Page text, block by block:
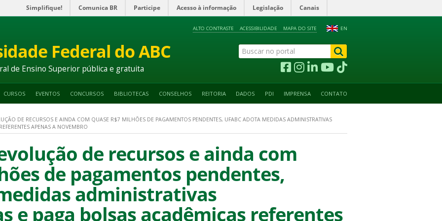
Simplifique! Comunica BR Participe Acesso à informação Legislação Canais
EN
ALTO CONTRASTE ACESSIBILIDADE MAPA DO SITE
Federal do ABC
de Ensino Superior pública e gratuita
CURSOS EVENTOS CONCURSOS BIBLIOTECAS CONSELHOS REITORIA DADOS PDI IMPRENSA CONTATO
DE RECURSOS E AINDA COM QUASE R$7 MILHÕES DE PAGAMENTOS PENDENTES, UFABC ADOTA MEDIDAS ADMINISTRATIVAS
APENAS A NOVEMBRO
de recursos e ainda com
de pagamentos pendentes,
administrativas
e paga bolsas acadêmicas referentes